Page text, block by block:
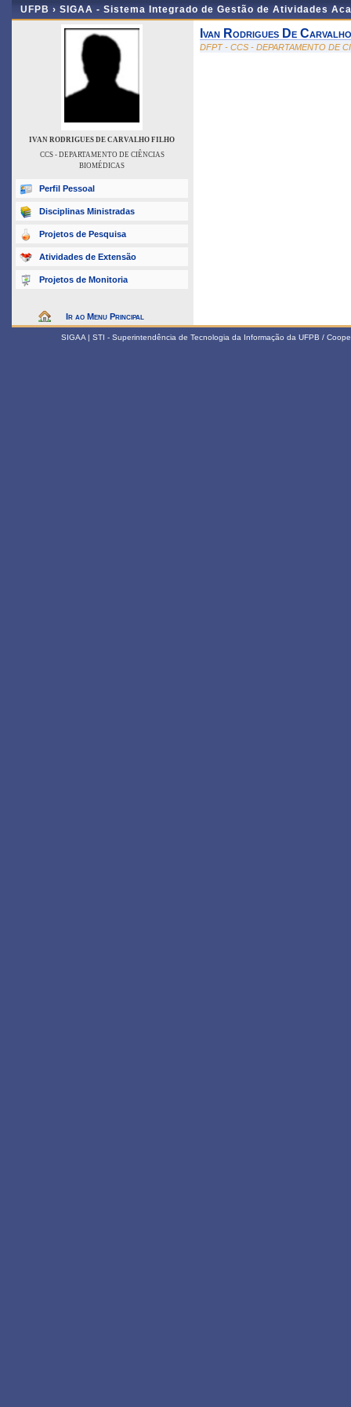
UFPB › SIGAA - Sistema Integrado de Gestão de Atividades
IVAN RODRIGUES DE CARVALHO FILHO
CCS - DEPARTAMENTO DE CIÊNCIAS
BIOMÉDICAS
Perfil Pessoal
Disciplinas Ministradas
Projetos de Pesquisa
Atividades de Extensão
Projetos de Monitoria
Ir ao Menu Principal
Ivan Rodrigues De
DFPT - CCS - DEPARTAMENTO DE
SIGAA | STI - Superintendência de Tecnologia da Informação da UFPB /